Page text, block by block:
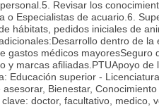
Revisar los
o Especialistas de acuario.6.
hábitats, pedidos iniciales de
dentro de
gastos médicos mayoresSeguro
y marcas afiliadas.PTUApoyo
Educación superior -
Bienestar,
doctor, facultativo, medico,